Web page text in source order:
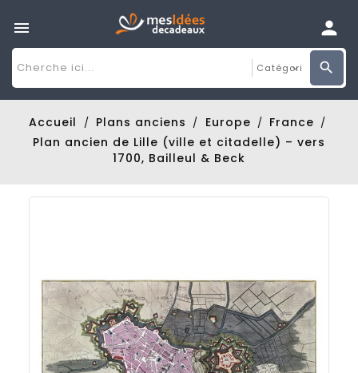

Accueil Plans anciens Europe
France
Plan ancien de Lille (ville et citadelle) – vers
1700, Bailleul & Beck